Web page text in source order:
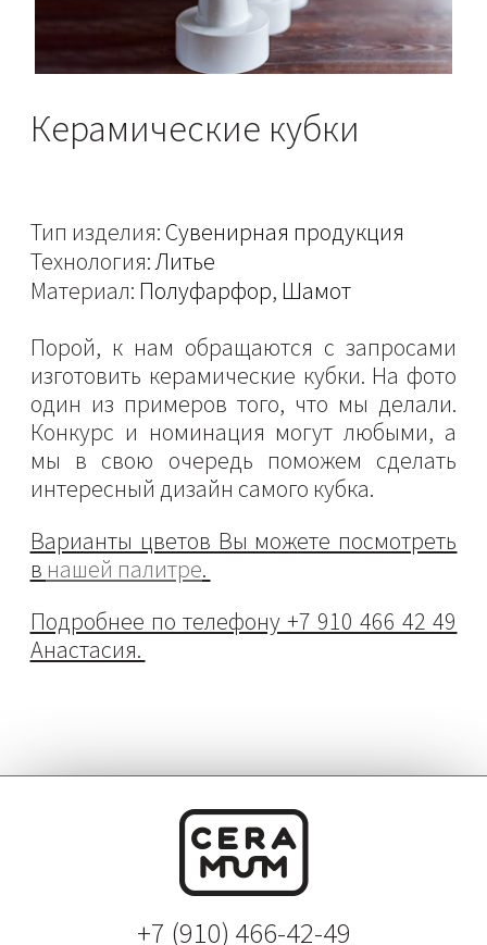
Керамические кубки
Тип изделия: Сувенирная продукция
Технология:Литье
Материал: Полуфарфор, Шамот
Порой, к нам обращаются с запросами
изготовить керамические кубки. На фото
один из примеров того, что мы делали.
Конкурс и номинация могут любыми, а
мы в свою очередь поможем сделать
интересный дизайн самого кубка.
Варианты цветов Вы можете посмотреть
в нашей палитре.
Подробнее по телефону +7 910 466 42 49
Анастасия.
+7 (910) 466-42-49